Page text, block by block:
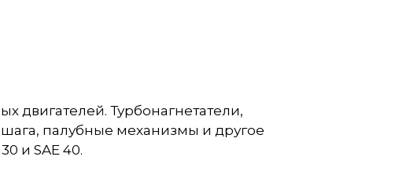
двигателей. Турбонагнетатели,
палубные механизмы и другое
и SAE 40.